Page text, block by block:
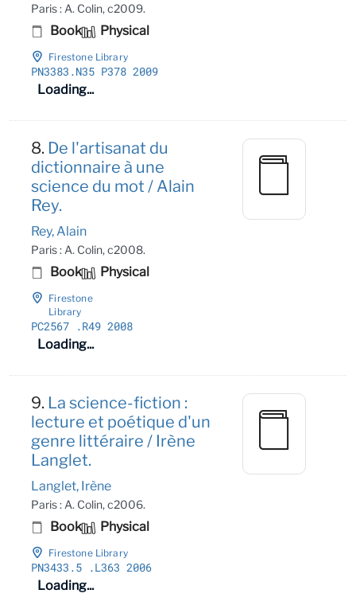
Paris : A. Colin, c2009.
Book Physical
Firestone Library
PN3383 .N35 P378 2009
Loading...
8. De l'artisanat du
dictionnaire à une
science du mot / Alain
Rey.
Rey, Alain
Paris : A. Colin, c2008.
Book Physical
Firestone
Library
PC2567 .R49 2008
Loading...
9. La science-fiction :
lecture et poétique d'un
genre littéraire / Irène
Langlet.
Langlet, Irène
Paris : A. Colin, c2006.
Book Physical
Firestone Library
PN3433 .5 .L363 2006
Loading...